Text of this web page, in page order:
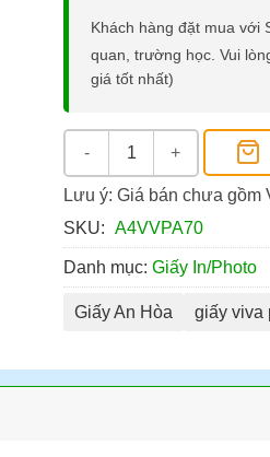
Khách hàng đặt mua với
quan, trường học. Vui
giá tốt nhất)
Giấy Viva Paper A++
Lưu ý: Giá bán chưa gồm
SKU: A4VVPA70
Danh mục: Giấy In/Photo
Giấy An Hòa giấy viva